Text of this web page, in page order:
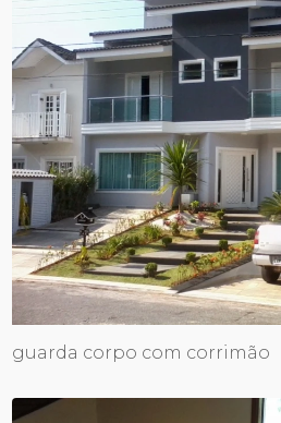
guarda corpo com corrimão